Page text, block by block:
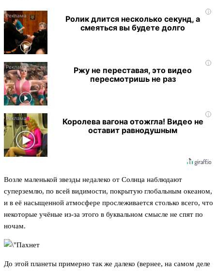
i
Ролик длится несколько секунд, а
смеяться вы будете долго
i
Ржу не переставая, это видео
пересмотришь не раз
i
Королева вагона отожгла! Видео не
оставит равнодушным
Возле маленькой звезды недалеко от Солнца наблюдают
суперземлю, по всей видимости, покрытую глобальным океаном,
и в её насыщенной атмосфере прослеживается столько всего, что
некоторые учёные из-за этого в буквальном смысле не спят по
ночам.
До этой планеты примерно так же далеко (вернее, на самом деле